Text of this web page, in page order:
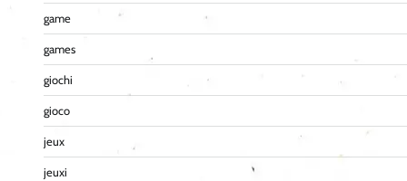
game
games
giochi
gioco
jeux
jeuxi